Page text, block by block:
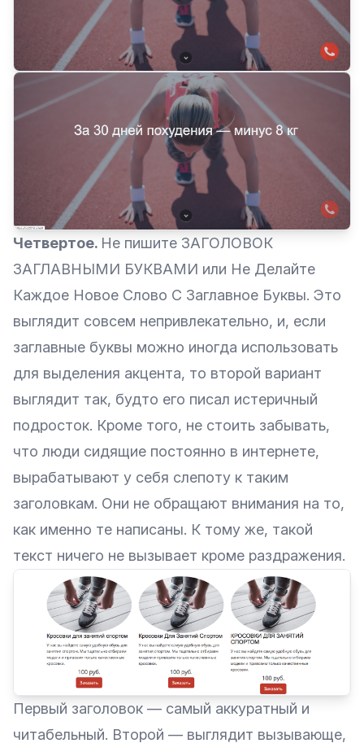
Четвертое. Не пишите ЗАГОЛОВОК
ЗАГЛАВНЫМИ БУКВАМИ или Не Делайте
Каждое Новое Слово С Заглавное Буквы. Это
выглядит совсем непривлекательно, и, если
заглавные буквы можно иногда использовать
для выделения акцента, то второй вариант
выглядит так, будто его писал истеричный
подросток. Кроме того, не стоить забывать,
что люди сидящие постоянно в интернете,
вырабатывают у себя слепоту к таким
заголовкам. Они не обращают внимания на то,
как именно те написаны. К тому же, такой
текст ничего не вызывает кроме раздражения.
Первый заголовок — самый аккуратный и
читабельный. Второй — выглядит вызывающе,